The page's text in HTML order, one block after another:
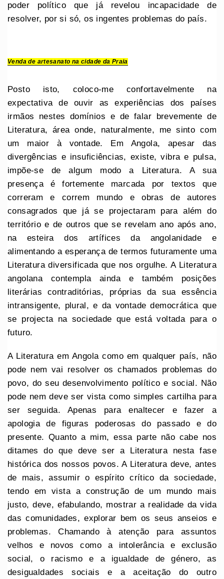
poder político que já revelou incapacidade de
resolver, por si só, os ingentes problemas do país.
Venda de artesanato na cidade da Praia
Posto isto, coloco-me confortavelmente na
expectativa de ouvir as experiências dos países
irmãos nestes domínios e de falar brevemente de
Literatura, área onde, naturalmente, me sinto com
um maior à vontade. Em Angola, apesar das
divergências e insuficiências, existe, vibra e pulsa,
impõe-se de algum modo a Literatura. A sua
presença é fortemente marcada por textos que
correram e correm mundo e obras de autores
consagrados que já se projectaram para além do
território e de outros que se revelam ano após ano,
na esteira dos artífices da angolanidade e
alimentando a esperança de termos futuramente uma
Literatura diversificada que nos orgulhe. A Literatura
angolana contempla ainda e também posições
literárias contraditórias, próprias da sua essência
intransigente, plural, e da vontade democrática que
se projecta na sociedade que está voltada para o
futuro.
A Literatura em Angola como em qualquer país, não
pode nem vai resolver os chamados problemas do
povo, do seu desenvolvimento político e social. Não
pode nem deve ser vista como simples cartilha para
ser seguida. Apenas para enaltecer e fazer a
apologia de figuras poderosas do passado e do
presente. Quanto a mim, essa parte não cabe nos
ditames do que deve ser a Literatura nesta fase
histórica dos nossos povos. A Literatura deve, antes
de mais, assumir o espírito crítico da sociedade,
tendo em vista a construção de um mundo mais
justo, deve, efabulando, mostrar a realidade da vida
das comunidades, explorar bem os seus anseios e
problemas. Chamando à atenção para assuntos
velhos e novos como a intolerância e exclusão
social, o racismo e a igualdade de género, as
desigualdades sociais e a aceitação do outro